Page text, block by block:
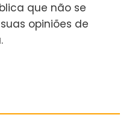
que não se
opiniões de